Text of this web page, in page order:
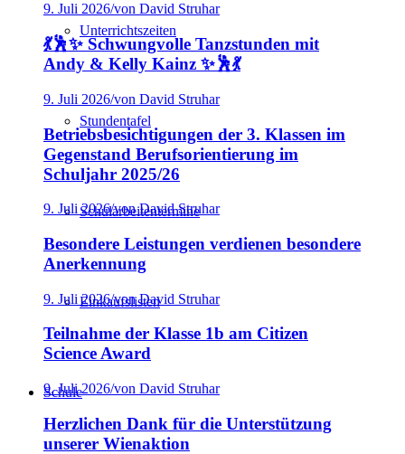
Unterrichtszeiten
Stundentafel
Schularbeitentermine
Einkaufslisten
Schule
9. Juli 2026/von David Struhar
💃🕺✨ Schwungvolle Tanzstunden mit
Andy & Kelly Kainz ✨🕺💃
9. Juli 2026/von David Struhar
Betriebsbesichtigungen der 3. Klassen im
Gegenstand Berufsorientierung im
Schuljahr 2025/26
9. Juli 2026/von David Struhar
Besondere Leistungen verdienen besondere
Anerkennung
9. Juli 2026/von David Struhar
Teilnahme der Klasse 1b am Citizen
Science Award
9. Juli 2026/von David Struhar
Herzlichen Dank für die Unterstützung
unserer Wienaktion